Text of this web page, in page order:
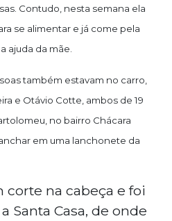
Contudo, nesta semana ela
se alimentar e já come pela
ajuda da mãe.
também estavam no carro,
e Otávio Cotte , ambos de 19
no bairro Chácara
em uma lanchonete da
na cabeça e foi
Santa Casa, de onde